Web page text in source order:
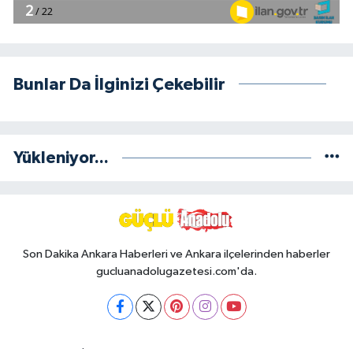
Bunlar Da İlginizi Çekebilir
Yükleniyor...
Son Dakika Ankara Haberleri ve Ankara ilçelerinden haberler
gucluanadolugazetesi.com'da.